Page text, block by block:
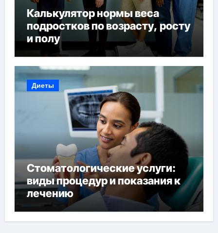
Калькулятор нормы веса
подростков по возрасту, росту
и полу
Диеты
Стоматологические услуги:
виды процедур и показания к
лечению